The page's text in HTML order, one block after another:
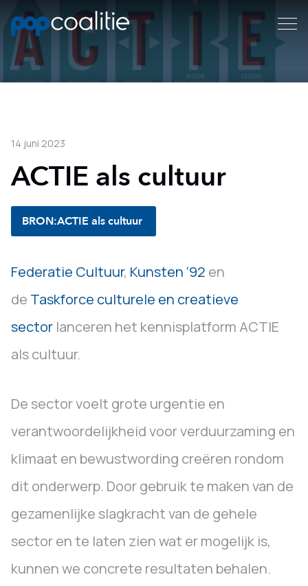
14 juni 2023
ACTIE als cultuur
BRON:ACTIE als cultuur
Federatie Cultuur, Kunsten ‘92 en
de Taskforce culturele en creatieve
sector lanceren het kennisplatform ACTIE
als cultuur.
De sector voelt grote urgentie en
verantwoordelijkheid voor verduurzaming en
klimaat en bewustwording creëren rondom
dit onderwerp. Door gebruik te maken van de
gezamenlijke slagkracht van de gehele
sector en te laten zien wat er mogelijk is,
kunnen we concrete resultaten behalen.